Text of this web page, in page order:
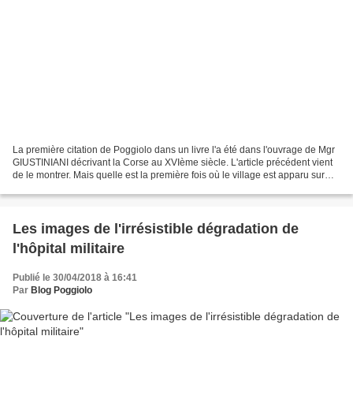
La première citation de Poggiolo dans un livre l'a été dans l'ouvrage de Mgr
GIUSTINIANI décrivant la Corse au XVIème siècle. L'article précédent vient
de le montrer. Mais quelle est la première fois où le village est apparu sur
Les images de l'irrésistible dégradation de
l'hôpital militaire
Publié le 30/04/2018 à 16:41
Par Blog Poggiolo